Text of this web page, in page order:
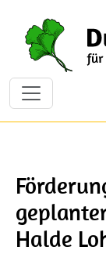
Direkt zum Inhalt
Halde